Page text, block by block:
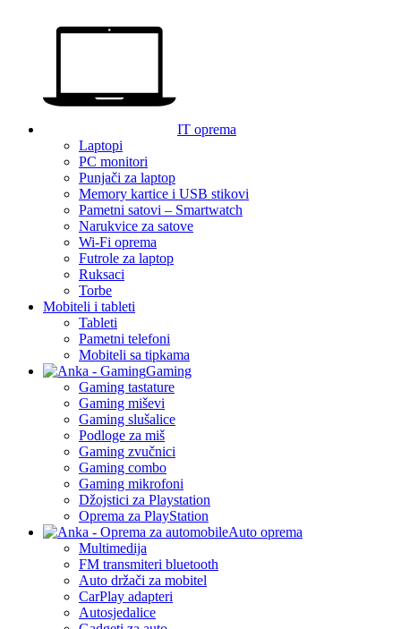
IT oprema
Laptopi
PC monitori
Punjači za laptop
Memory kartice i USB stikovi
Pametni satovi – Smartwatch
Narukvice za satove
Wi-Fi oprema
Futrole za laptop
Ruksaci
Torbe
Mobiteli i tableti
Tableti
Pametni telefoni
Mobiteli sa tipkama
Gaming
Gaming tastature
Gaming miševi
Gaming slušalice
Podloge za miš
Gaming zvučnici
Gaming combo
Gaming mikrofoni
Džojstici za Playstation
Oprema za PlayStation
Auto oprema
Multimedija
FM transmiteri bluetooth
Auto držači za mobitel
CarPlay adapteri
Autosjedalice